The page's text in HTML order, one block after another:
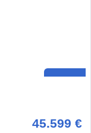
45.599 €